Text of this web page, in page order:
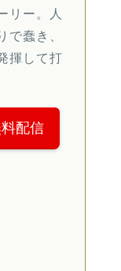
リー。人
で蠢き、
揮して打
配信